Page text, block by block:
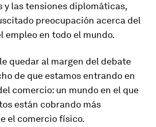
y las tensiones diplomáticas,
preocupación acerca del
empleo en todo el mundo.
quedar al margen del debate
de que estamos entrando en
comercio: un mundo en el que
están cobrando más
el comercio físico.